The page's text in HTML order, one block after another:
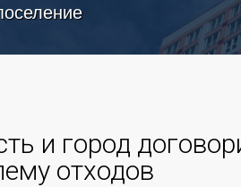
и город
отходов